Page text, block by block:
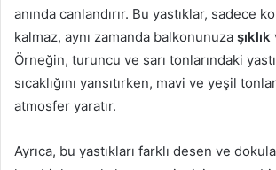
anında canlandırır. Bu yastıklar, sadece
kalmaz, aynı zamanda balkonunuza şıklık
Örneğin, turuncu ve sarı tonlarındaki
sıcaklığını yansıtırken, mavi ve yeşil
atmosfer yaratır.
Ayrıca, bu yastıkları farklı desen ve